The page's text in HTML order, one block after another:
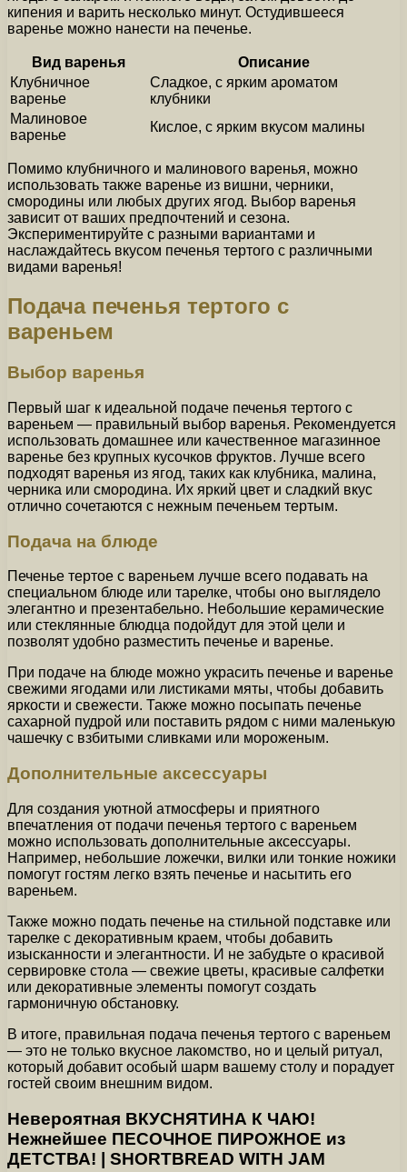
кипения и варить несколько минут. Остудившееся
варенье можно нанести на печенье.
Вид варенья
Описание
Клубничное
варенье
Сладкое, с ярким ароматом
клубники
Малиновое
варенье
Кислое, с ярким вкусом малины
Помимо клубничного и малинового варенья, можно
использовать также варенье из вишни, черники,
смородины или любых других ягод. Выбор варенья
зависит от ваших предпочтений и сезона.
Экспериментируйте с разными вариантами и
наслаждайтесь вкусом печенья тертого с различными
видами варенья!
Подача печенья тертого с
вареньем
Выбор варенья
Первый шаг к идеальной подаче печенья тертого с
вареньем — правильный выбор варенья. Рекомендуется
использовать домашнее или качественное магазинное
варенье без крупных кусочков фруктов. Лучше всего
подходят варенья из ягод, таких как клубника, малина,
черника или смородина. Их яркий цвет и сладкий вкус
отлично сочетаются с нежным печеньем тертым.
Подача на блюде
Печенье тертое с вареньем лучше всего подавать на
специальном блюде или тарелке, чтобы оно выглядело
элегантно и презентабельно. Небольшие керамические
или стеклянные блюдца подойдут для этой цели и
позволят удобно разместить печенье и варенье.
При подаче на блюде можно украсить печенье и варенье
свежими ягодами или листиками мяты, чтобы добавить
яркости и свежести. Также можно посыпать печенье
сахарной пудрой или поставить рядом с ними маленькую
чашечку с взбитыми сливками или мороженым.
Дополнительные аксессуары
Для создания уютной атмосферы и приятного
впечатления от подачи печенья тертого с вареньем
можно использовать дополнительные аксессуары.
Например, небольшие ложечки, вилки или тонкие ножики
помогут гостям легко взять печенье и насытить его
вареньем.
Также можно подать печенье на стильной подставке или
тарелке с декоративным краем, чтобы добавить
изысканности и элегантности. И не забудьте о красивой
сервировке стола — свежие цветы, красивые салфетки
или декоративные элементы помогут создать
гармоничную обстановку.
В итоге, правильная подача печенья тертого с вареньем
— это не только вкусное лакомство, но и целый ритуал,
который добавит особый шарм вашему столу и порадует
гостей своим внешним видом.
Невероятная ВКУСНЯТИНА К ЧАЮ!
Нежнейшее ПЕСОЧНОЕ ПИРОЖНОЕ из
ДЕТСТВА! | SHORTBREAD WITH JAM